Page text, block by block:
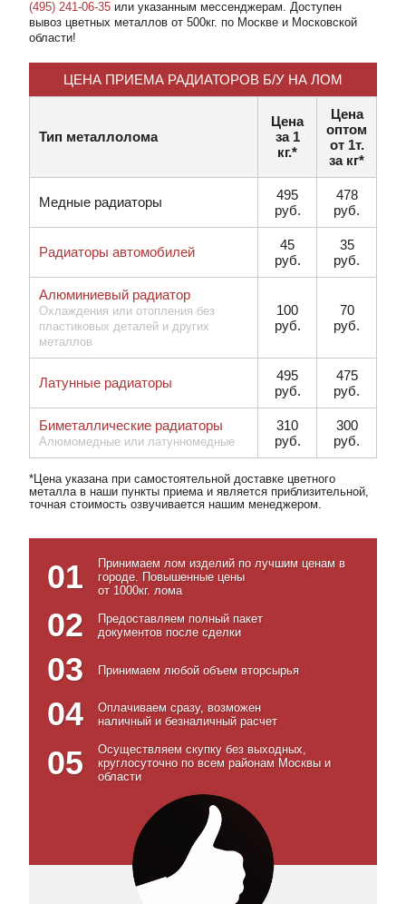
(495) 241-06-35 или указанным мессенджерам. Доступен
вывоз цветных металлов от 500кг. по Москве и Московской
области!
ЦЕНА ПРИЕМА РАДИАТОРОВ Б/У НА ЛОМ
Тип металлолома
Цена
за 1
кг.*
Цена
оптом
от 1т.
за кг*
Медные радиаторы
495
руб.
478
руб.
Радиаторы автомобилей
45
руб.
35
руб.
Алюминиевый радиатор
Охлаждения или отопления без
пластиковых деталей и других
металлов
100
руб.
70
руб.
Латунные радиаторы
495
руб.
475
руб.
Биметаллические радиаторы
Алюмомедные или латунномедные
310
руб.
300
руб.
*Цена указана при самостоятельной доставке цветного
металла в наши пункты приема и является приблизительной,
точная стоимость озвучивается нашим менеджером.
01
Принимаем лом изделий по лучшим ценам в
городе. Повышенные цены
от 1000кг. лома
02
Предоставляем полный пакет
документов после сделки
03 Принимаем любой объем вторсырья
04
Оплачиваем сразу, возможен
наличный и безналичный расчет
05
Осуществляем скупку без выходных,
круглосуточно по всем районам Москвы и
области